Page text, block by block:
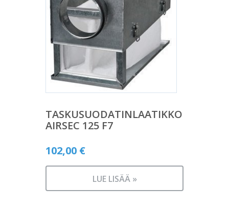
TASKUSUODATINLAATIKKO
AIRSEC 125 F7
102,00 €
LUE LISÄÄ »